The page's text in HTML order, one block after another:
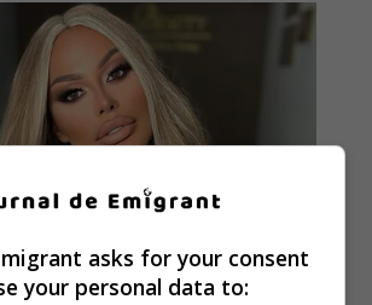
asks for your consent
your personal data to: